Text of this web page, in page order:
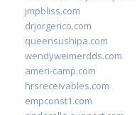
jmpbliss.com
drjorgerico.com
queensushipa.com
wendyweimerdds.com
ameri-camp.com
hrsreceivables.com
empconst1.com